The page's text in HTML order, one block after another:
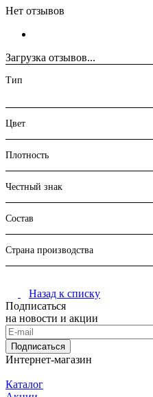
Загрузка отзывов...
Нет отзывов
Тип
Цвет
Плотность
Честный знак
Состав
Страна производства
Назад к списку
Подписаться
на новости и акции
Подписаться
Интернет-магазин
Каталог